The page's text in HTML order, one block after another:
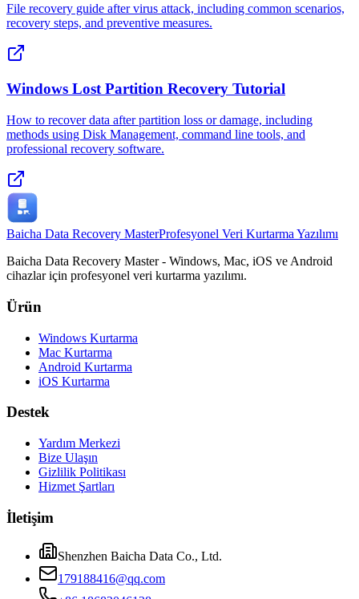
File recovery guide after virus attack, including common scenarios,
recovery steps, and preventive measures.
Windows Lost Partition Recovery Tutorial
How to recover data after partition loss or damage, including
methods using Disk Management, command line tools, and
professional recovery software.
Baicha Data Recovery MasterProfesyonel Veri Kurtarma Yazılımı
Baicha Data Recovery Master - Windows, Mac, iOS ve Android
cihazlar için profesyonel veri kurtarma yazılımı.
Ürün
Windows Kurtarma
Mac Kurtarma
Android Kurtarma
iOS Kurtarma
Destek
Yardım Merkezi
Bize Ulaşın
Gizlilik Politikası
Hizmet Şartları
İletişim
Shenzhen Baicha Data Co., Ltd.
179188416@qq.com